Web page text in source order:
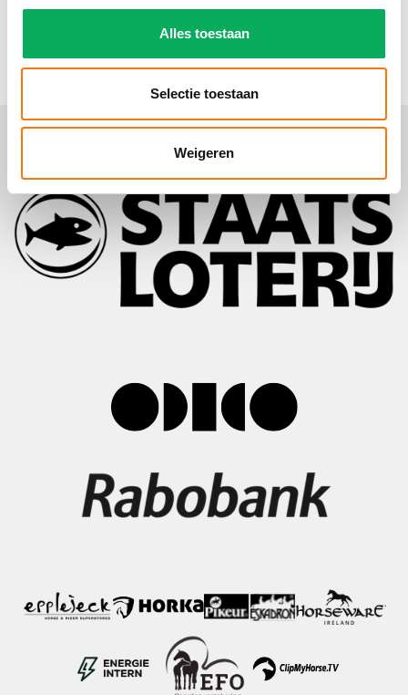
Alles toestaan
Selectie toestaan
Weigeren
Hoe kan ik mijn rekeningnummer wijzigen bij de